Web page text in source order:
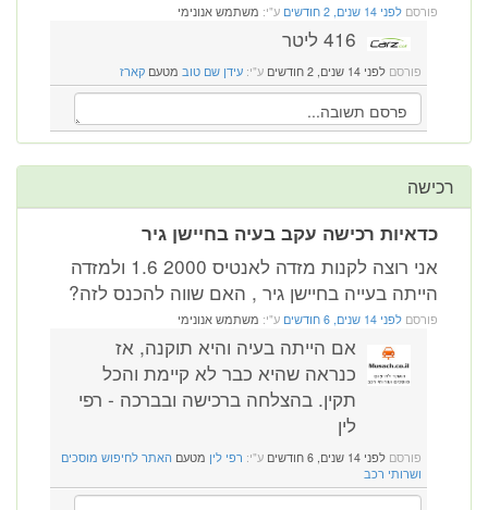
פורסם לפני 14 שנים, 2 חודשים ע"י: משתמש אנונימי
416 ליטר
פורסם לפני 14 שנים, 2 חודשים ע"י: עידן שם טוב מטעם קארז
רכישה
כדאיות רכישה עקב בעיה בחיישן גיר
אני רוצה לקנות מזדה לאנטיס 2000 1.6 ולמזדה
הייתה בעייה בחיישן גיר , האם שווה להכנס לזה?
פורסם לפני 14 שנים, 6 חודשים ע"י: משתמש אנונימי
אם הייתה בעיה והיא תוקנה, אז
כנראה שהיא כבר לא קיימת והכל
תקין. בהצלחה ברכישה ובברכה - רפי
לין
פורסם לפני 14 שנים, 6 חודשים ע"י: רפי לין מטעם האתר לחיפוש מוסכים
ושרותי רכב